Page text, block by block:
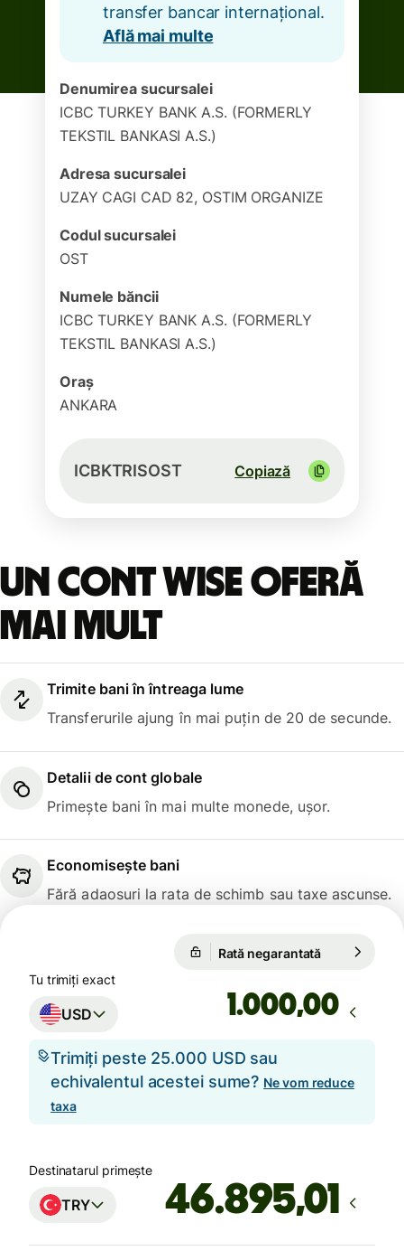
transfer bancar internațional.
Află mai multe
Denumirea sucursalei
ICBC TURKEY BANK A.S. (FORMERLY
TEKSTIL BANKASI A.S.)
Adresa sucursalei
UZAY CAGI CAD 82, OSTIM ORGANIZE
Codul sucursalei
OST
Numele băncii
ICBC TURKEY BANK A.S. (FORMERLY
TEKSTIL BANKASI A.S.)
Oraș
ANKARA
ICBKTRISOST Copiază
Un cont Wise oferă
mai mult
Trimite bani în întreaga lume
Transferurile ajung în mai puțin de 20 de secunde.
Detalii de cont globale
Primește bani în mai multe monede, ușor.
Economisește bani
Fără adaosuri la rata de schimb sau taxe ascunse.
Rată negarantată
Tu trimiți exact
USD ,00
Trimiți peste 25.000 USD sau
echivalentul acestei sume? Ne vom reduce
taxa
Destinatarul primește
TRY